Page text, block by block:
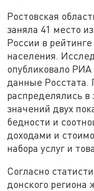
Ростовская
заняла 41 место
России в
населения.
опубликовало РИА
данные Росстата.
распределялись в
значений двух
бедности и
доходами и
набора услуг и
Согласно
донского региона